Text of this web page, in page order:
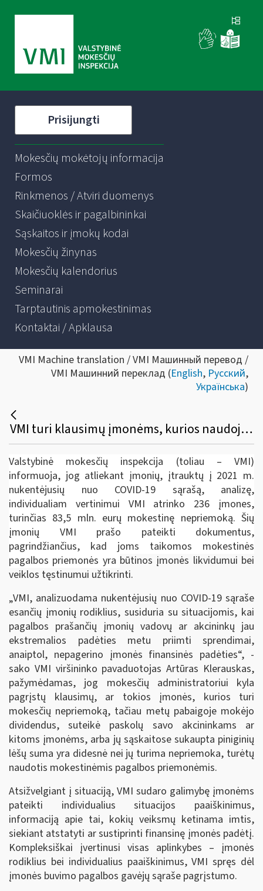
Prisijungti
Mokesčių mokėtojų informacija
Formos
Rinkmenos / Atviri duomenys
Skaičiuoklės ir pagalbininkai
Sąskaitos ir įmokų kodai
Mokesčių žinynas
Mokesčių kalendorius
Seminarai
Tarptautinis apmokestinimas
Kontaktai / Apklausa
VMI Machine translation / VMI Машинный перевод /
VMI Машинний переклад (English, Русский,
Українська)
VMI turi klausimų įmonėms, kurios naudojasi valstybės pagalba, bet mokėjo dividendus, teikė paskolas
Valstybinė mokesčių inspekcija (toliau – VMI)
informuoja, jog atliekant įmonių, įtrauktų į 2021 m.
nukentėjusių nuo COVID-19 sąrašą, analizę,
individualiam vertinimui VMI atrinko 236 įmones,
turinčias 83,5 mln. eurų mokestinę nepriemoką. Šių
įmonių VMI prašo pateikti dokumentus,
pagrindžiančius, kad joms taikomos mokestinės
pagalbos priemonės yra būtinos įmonės likvidumui bei
veiklos tęstinumui užtikrinti.
„VMI, analizuodama nukentėjusių nuo COVID-19 sąraše
esančių įmonių rodiklius, susiduria su situacijomis, kai
pagalbos prašančių įmonių vadovų ar akcininkų jau
ekstremalios padėties metu priimti sprendimai,
anaiptol, nepagerino įmonės finansinės padėties“, -
sako VMI viršininko pavaduotojas Artūras Klerauskas,
pažymėdamas, jog mokesčių administratoriui kyla
pagrįstų klausimų, ar tokios įmonės, kurios turi
mokesčių nepriemoką, tačiau metų pabaigoje mokėjo
dividendus, suteikė paskolų savo akcininkams ar
kitoms įmonėms, arba jų sąskaitose sukaupta piniginių
lėšų suma yra didesnė nei jų turima nepriemoka, turėtų
naudotis mokestinėmis pagalbos priemonėmis.
Atsižvelgiant į situaciją, VMI sudaro galimybę įmonėms
pateikti individualius situacijos paaiškinimus,
informaciją apie tai, kokių veiksmų ketinama imtis,
siekiant atstatyti ar sustiprinti finansinę įmonės padėtį.
Kompleksiškai įvertinusi visas aplinkybes – įmonės
rodiklius bei individualius paaiškinimus, VMI spręs dėl
įmonės buvimo pagalbos gavėjų sąraše pagrįstumo.